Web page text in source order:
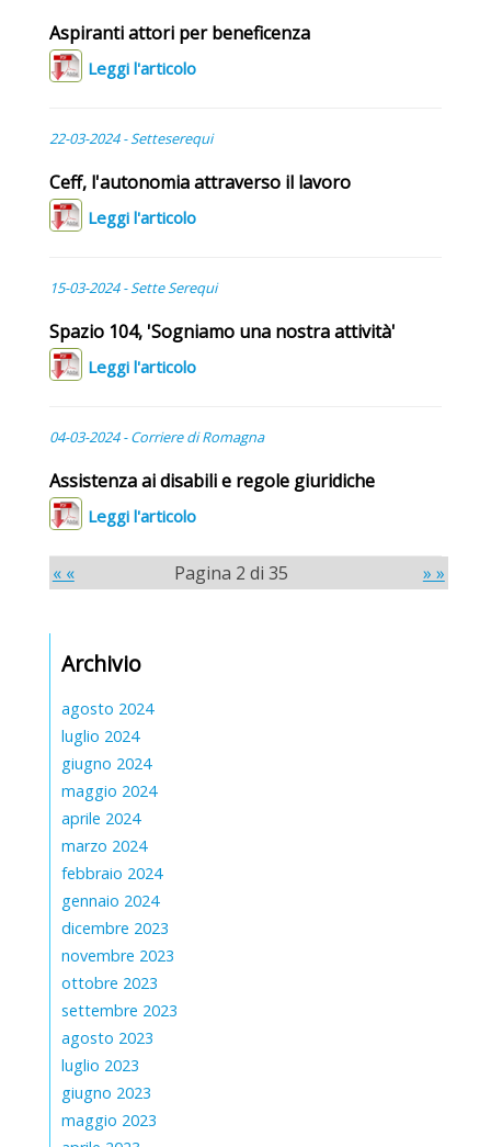
Aspiranti attori per beneficenza
Leggi l'articolo
22-03-2024 - Setteserequi
Ceff, l'autonomia attraverso il lavoro
Leggi l'articolo
15-03-2024 -Sette Serequi
Spazio 104, 'Sogniamo una nostra attività'
Leggi l'articolo
04-03-2024 - Corriere di Romagna
Assistenza ai disabili e regole giuridiche
Leggi l'articolo
« « Pagina 2 di 35 » »
Archivio
agosto 2024
luglio 2024
giugno 2024
maggio 2024
aprile 2024
marzo 2024
febbraio 2024
gennaio 2024
dicembre 2023
novembre 2023
ottobre 2023
settembre 2023
agosto 2023
luglio 2023
giugno 2023
maggio 2023